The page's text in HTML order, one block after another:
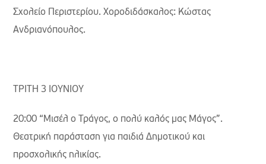
Σχολείο Περιστερίου. Χοροδιδάσκαλος: Κώστας
Ανδριανόπουλος.
ΤΡΙΤΗ 3 ΙΟΥΝΙΟΥ
20:00 “Μισέλ ο Τράγος, ο πολύ καλός μας Μάγος”.
Θεατρική παράσταση για παιδιά Δημοτικού και
προσχολικής ηλικίας.